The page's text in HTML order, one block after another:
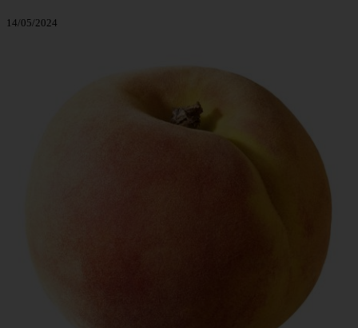
14/05/2024